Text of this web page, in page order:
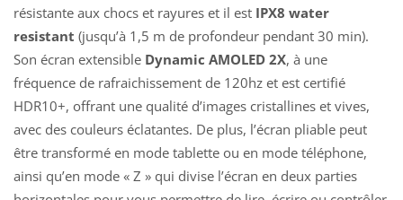
résistante aux chocs et rayures et il est IPX8 water
resistant (jusqu’à 1,5 m de profondeur pendant 30 min).
Son écran extensible Dynamic AMOLED 2X, à une
fréquence de rafraichissement de 120hz et est certifié
HDR10+, offrant une qualité d’images cristallines et vives,
avec des couleurs éclatantes. De plus, l’écran pliable peut
être transformé en mode tablette ou en mode téléphone,
ainsi qu’en mode « Z » qui divise l’écran en deux parties